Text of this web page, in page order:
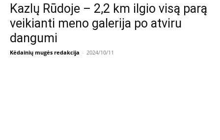
Kazlų Rūdoje – 2,2 km ilgio visą parą
veikianti meno galerija po atviru
dangumi
Kėdainių mugės redakcija - 2024/10/11